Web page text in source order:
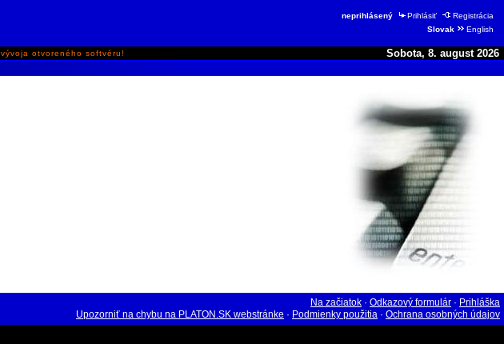
neprihlásený Prihlásiť
Registrácia
Slovak
English
vývoja otvoreného softvéru! Sobota, 8. august 2026
Na začiatok · Odkazový formulár · Prihláška
Upozorniť na chybu na PLATON.SK webstránke · Podmienky použitia · Ochrana osobných údajov